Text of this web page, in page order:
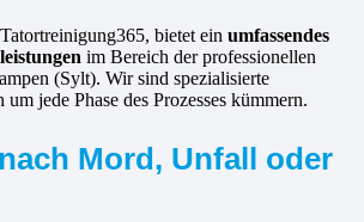
bietet ein umfassendes
im Bereich der professionellen
(Sylt). Wir sind spezialisierte
jede Phase des Prozesses kümmern.
Mord, Unfall oder